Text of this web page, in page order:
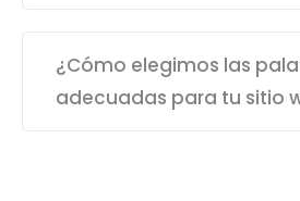
¿Cómo elegimos las
adecuadas para tu sitio